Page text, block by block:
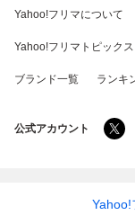
Yahoo!フリマについて
Yahoo!フリマトピックス
ブランド一覧 ランキ
公式アカウント
Yahoo!